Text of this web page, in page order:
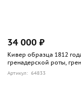
34 000 ₽
Кивер образца 1812
гренадерской роты,
Артикул: 64833